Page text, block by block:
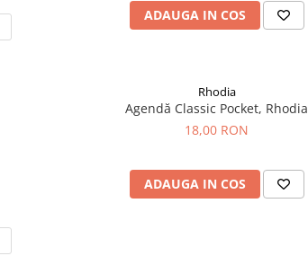
ADAUGA IN COS
Rhodia
Agendă Classic Pocket, Rhodia
18,00 RON
ADAUGA IN COS